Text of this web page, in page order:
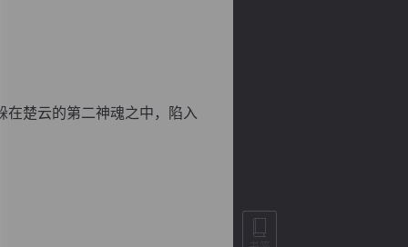
楚云的第二神魂之中，陷入